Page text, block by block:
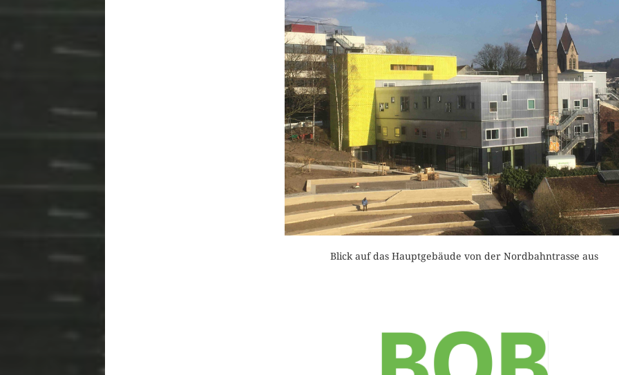
Blick auf das Hauptgebäude von der Nordbahntrasse aus